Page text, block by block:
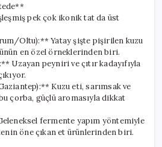
pek çok ikonik tat da üst
Oltu):** Yatay şişte pişirilen kuzu
en özel örneklerinden biri.
Uzayan peyniri ve çıtır kadayıfıyla
Kuzu eti, sarımsak ve
çorba, güçlü aromasıyla dikkat
fermente yapım yöntemiyle
öne çıkan et ürünlerinden biri.